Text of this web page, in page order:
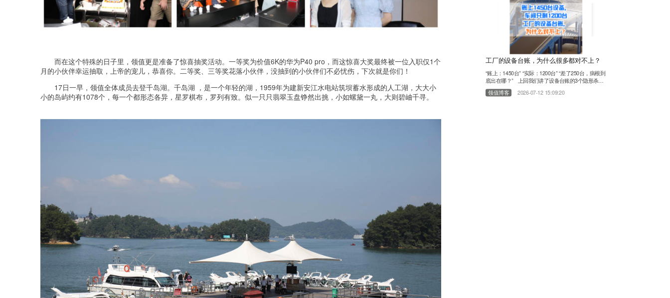
而在这个特殊的日子里，领值更是准备了惊喜抽奖活动。一等奖为价值6K的华为P40 pro，而这惊喜大奖最终被一位入职仅1个
月的小伙伴幸运抽取，上帝的宠儿，恭喜你。二等奖、三等奖花落小伙伴，没抽到的小伙伴们不必忧伤，下次就是你们！
17日一早，领值全体成员去登千岛湖。千岛湖 ，是一个年轻的湖，1959年为建新安江水电站筑坝蓄水形成的人工湖，大大小
小的岛屿约有1078个，每一个都形态各异，星罗棋布，罗列有致。似一只只翡翠玉盘铮然出挑，小如螺黛一丸，大则碧岫千寻。
工厂的设备台账，为什么很多都对不上？
“账上：1450台” “实际：1200台” “差了250台，病根到
底出在哪？” 上回我们讲了设备台账的3个隐形杀
手。有朋友在问“这250台“隐形”设备，到底是怎么从
台账里一步步消失的？”干了11年EAM设备管理行
领值博客 2026-07-12 15:09:20